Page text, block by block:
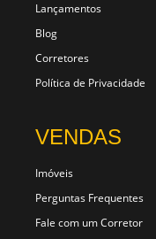
Lançamentos
Blog
Corretores
Política de Privacidade
VENDAS
Imóveis
Perguntas Frequentes
Fale com um Corretor